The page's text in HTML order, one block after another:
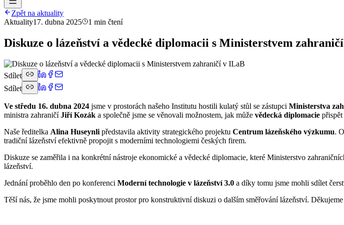
Zpět na aktuality
Aktuality17. dubna 2025 1 min čtení
Diskuze o lázeňství a vědecké diplomacii s Ministerstvem
Sdílet
Sdílet
Ve středu 16. dubna 2024 jsme v prostorách našeho Institutu hostili kulatý stůl se zástupci Ministerstva
ministra zahraničíJiří Kozák a společně jsme se věnovali možnostem, jak může vědecká diplomacie
Naše ředitelka Alina Huseynli představila aktivity strategického projektu Centrum lázeňského výzkumu.
tradiční lázeňství efektivně propojit s moderními technologiemi českých firem.
Diskuze se zaměřila i na konkrétní nástroje ekonomické a vědecké diplomacie, které Ministerstvo
lázeňství.
Jednání proběhlo den po konferenci Moderní technologie v lázeňství 3.0 a díky tomu jsme mohli sdílet
Těší nás, že jsme mohli poskytnout prostor pro konstruktivní diskuzi o dalším směřování lázeňství.